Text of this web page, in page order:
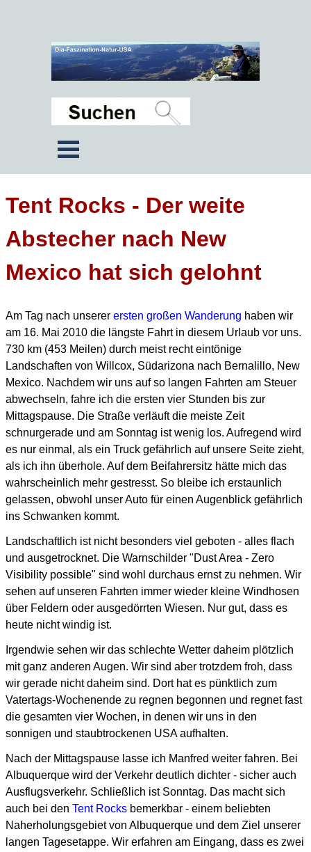
Tent Rocks - Der weite
Abstecher nach New
Mexico hat sich gelohnt
Am Tag nach unserer ersten großen Wanderung haben wir
am 16. Mai 2010 die längste Fahrt in diesem Urlaub vor uns.
730 km (453 Meilen) durch meist recht eintönige
Landschaften von Willcox, Südarizona nach Bernalillo, New
Mexico. Nachdem wir uns auf so langen Fahrten am Steuer
abwechseln, fahre ich die ersten vier Stunden bis zur
Mittagspause. Die Straße verläuft die meiste Zeit
schnurgerade und am Sonntag ist wenig los. Aufregend wird
es nur einmal, als ein Truck gefährlich auf unsere Seite zieht,
als ich ihn überhole. Auf dem Beifahrersitz hätte mich das
wahrscheinlich mehr gestresst. So bleibe ich erstaunlich
gelassen, obwohl unser Auto für einen Augenblick gefährlich
ins Schwanken kommt.
Landschaftlich ist nicht besonders viel geboten - alles flach
und ausgetrocknet. Die Warnschilder "Dust Area - Zero
Visibility possible" sind wohl durchaus ernst zu nehmen. Wir
sehen auf unseren Fahrten immer wieder kleine Windhosen
über Feldern oder ausgedörrten Wiesen. Nur gut, dass es
heute nicht windig ist.
Irgendwie sehen wir das schlechte Wetter daheim plötzlich
mit ganz anderen Augen. Wir sind aber trotzdem froh, dass
wir gerade nicht daheim sind. Dort hat es pünktlich zum
Vatertags-Wochenende zu regnen begonnen und regnet fast
die gesamten vier Wochen, in denen wir uns in den
sonnigen und staubtrockenen USA aufhalten.
Nach der Mittagspause lasse ich Manfred weiter fahren. Bei
Albuquerque wird der Verkehr deutlich dichter - sicher auch
Ausflugsverkehr. Schließlich ist Sonntag. Das macht sich
auch bei den Tent Rocks bemerkbar - einem beliebten
Naherholungsgebiet von Albuquerque und dem Ziel unserer
langen Tagesetappe. Wir erfahren am Eingang, dass es zwei